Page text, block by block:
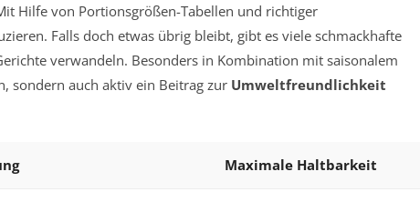
Hilfe von Portionsgrößen-Tabellen und richtiger
Falls doch etwas übrig bleibt, gibt es viele schmackhafte
verwandeln. Besonders in Kombination mit saisonalem
sondern auch aktiv ein Beitrag zur Umweltfreundlichkeit
Maximale Haltbarkeit